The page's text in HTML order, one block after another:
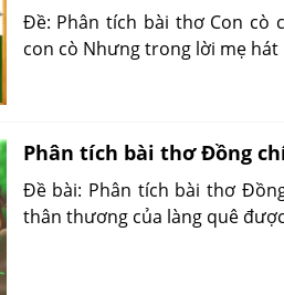
Đề: Phân tích bài thơ Con cò
con cò Nhưng trong lời mẹ hát
Phân tích bài thơ Đồng
Đề bài: Phân tích bài thơ
thân thương của làng quê